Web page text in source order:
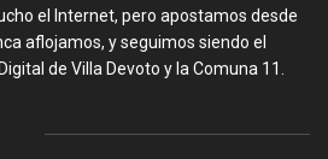
el Internet, pero apostamos desde
aflojamos, y seguimos siendo el
de Villa Devoto y la Comuna 11.